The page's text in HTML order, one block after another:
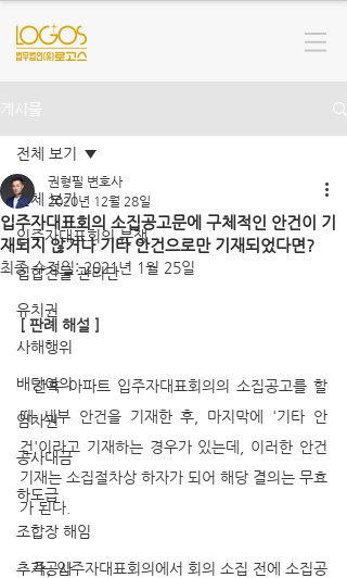
게시물
전체 보기
입주자대표회의 분쟁
집합건물 관리단
유치권
사해행위
배당이의
임차권
공사대금
하도급
조합장 해임
추가공사
전체 보기
입주자대표회의 소집공고문에 구체적인 안건이 기
재되지 않거나 기타 안건으로만 기재되었다면?
권형필 변호사
2020년 12월 28일
최종 수정일:2021년 1월 25일
[ 판례 해설 ]
  간혹 아파트 입주자대표회의의 소집공고를 할
때 세부 안건을 기재한 후, 마지막에 '기타 안
건'이라고 기재하는 경우가 있는데, 이러한 안건
기재는 소집절차상 하자가 되어 해당 결의는 무효
가 된다.
   즉, 입주자대표회의에서 회의 소집 전에 소집공